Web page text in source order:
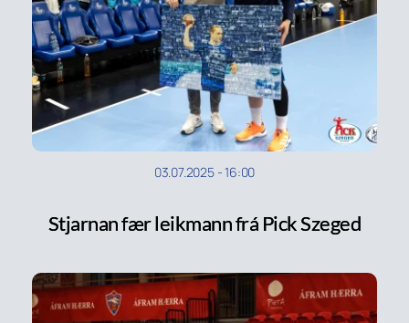
03.07.2025-16:00
Stjarnan fær leikmann frá Pick Szeged